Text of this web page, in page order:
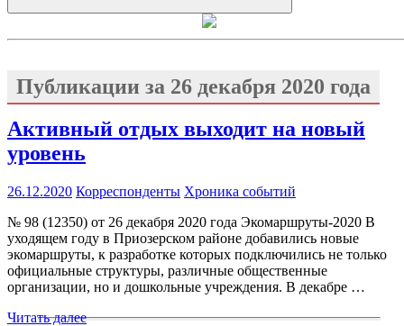
Искать
Публикации за 26 декабря 2020 года
Активный отдых выходит на новый
уровень
26.12.2020 Корреспонденты Хроника событий
№ 98 (12350) от 26 декабря 2020 года Экомаршруты-2020 В
уходящем году в Приозерском районе добавились новые
экомаршруты, к разработке которых подключились не только
официальные структуры, различные общественные
организации, но и дошкольные учреждения. В декабре …
Читать далее